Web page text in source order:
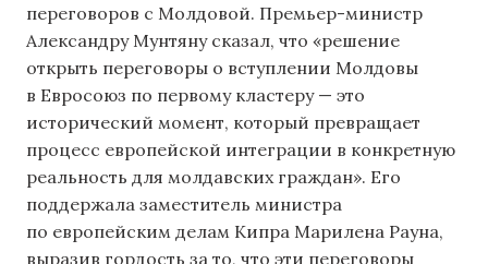
переговоров с Молдовой. Премьер-министр
Александру Мунтяну сказал, что «решение
открыть переговоры о вступлении Молдовы
в Евросоюз по первому кластеру — это
исторический момент, который превращает
процесс европейской интеграции в конкретную
реальность для молдавских граждан». Его
поддержала заместитель министра
по европейским делам Кипра Марилена Рауна,
выразив гордость за то, что эти переговоры